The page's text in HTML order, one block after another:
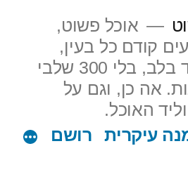
אוכל פשוט,
קודם כל בעין,
ואח"כ בפה, ומיד בלב, בלי 300 שלבי
אה כן, וגם על
האוכל.
עיקרית רושם